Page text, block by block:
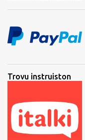
Trovu instruiston